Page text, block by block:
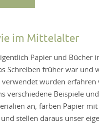
im Mittelalter
Papier und Bücher
Schreiben früher war und
wurden erfahren
verschiedene Beispiele und
an, färben Papier mit
stellen daraus unser